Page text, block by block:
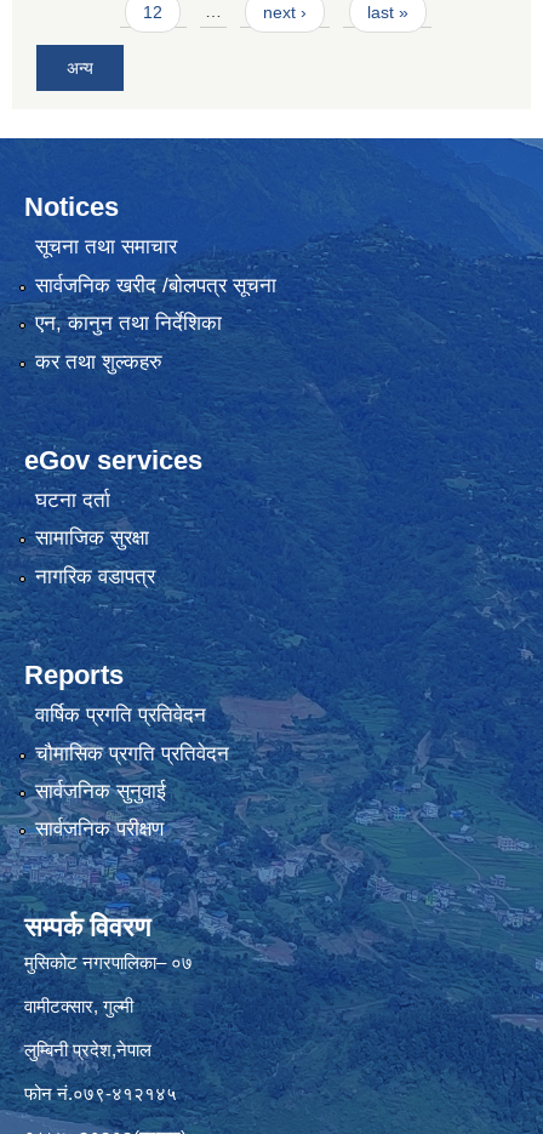
12 … next › last »
अन्य
Notices
सूचना तथा समाचार
सार्वजनिक खरीद /बोलपत्र सूचना
एन, कानुन तथा निर्देशिका
कर तथा शुल्कहरु
eGov services
घटना दर्ता
सामाजिक सुरक्षा
नागरिक वडापत्र
Reports
वार्षिक प्रगति प्रतिवेदन
चौमासिक प्रगति प्रतिवेदन
सार्वजनिक सुनुवाई
सार्वजनिक परीक्षण
सम्पर्क विवरण
मुसिकोट नगरपालिका– ०७
वामीटक्सार, गुल्मी
लुम्बिनी प्रदेश,नेपाल
फोन नं.०७९-४१२१४५